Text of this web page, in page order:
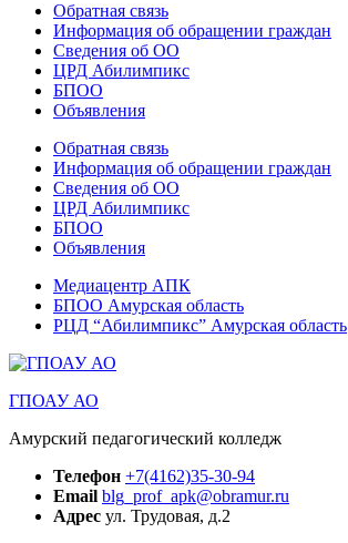
Обратная связь
Информация об обращении граждан
Сведения об ОО
ЦРД Абилимпикс
БПОО
Объявления
Обратная связь
Информация об обращении граждан
Сведения об ОО
ЦРД Абилимпикс
БПОО
Объявления
Медиацентр АПК
БПОО Амурская область
РЦД “Абилимпикс” Амурская область
ГПОАУ АО
Амурский педагогический колледж
Телефон +7(4162)35-30-94
Email blg_prof_apk@obramur.ru
Адрес ул. Трудовая, д.2